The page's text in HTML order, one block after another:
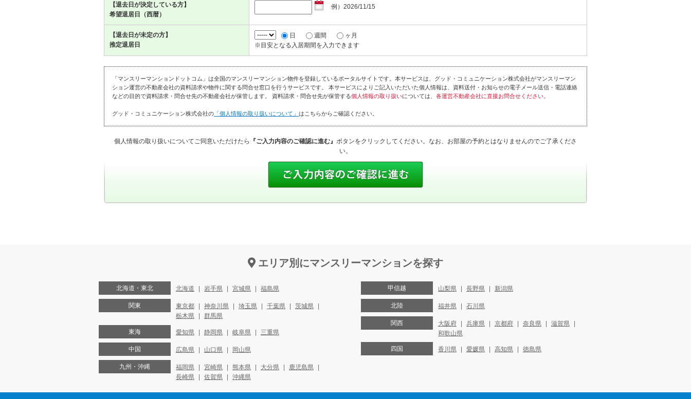
【退去日が決定している方】
希望退居日（西暦）
例）2026/11/15
【退去日が未定の方】
推定退居日
日 週間
ヶ月
※目安となる入居期間を入力できます
「マンスリーマンションドットコム」は全国のマンスリーマンション物件を登録しているポータルサイトです。本サービスは、グッド・コミュニケーション株式会社がマンスリーマン
ション運営の不動産会社の資料請求や物件に関する問合せ窓口を行うサービスです。 本サービスによりご記入いただいた個人情報は、資料送付・お知らせの電子メール送信・電話連絡
などの目的で資料請求・問合せ先の不動産会社が保管します。 資料請求・問合せ先が保管する個人情報の取り扱いについては、 各運営不動産会社に直接お問合せください。
グッド・コミュニケーション株式会社の 「個人情報の取り扱いについて」 はこちらからご確認ください。
個人情報の取り扱いについてご同意いただけたら 『ご入力内容のご確認に進む』 ボタンをクリックしてください。なお、お部屋の予約とはなりませんのでご了承くださ
い。
エリア別にマンスリーマンションを探す
北海道・東北 北海道 岩手県 宮城県 福島県
関東 東京都 神奈川県 埼玉県 千葉県
茨城県
栃木県
群馬県
東海 愛知県 静岡県 岐阜県 三重県
中国 広島県 山口県 岡山県
九州・沖縄 福岡県 宮崎県 熊本県 大分県
鹿児島県
長崎県
佐賀県 沖縄県
甲信越 山梨県 長野県 新潟県
北陸 福井県 石川県
関西 大阪府 兵庫県 京都府 奈良県
滋賀県
和歌山県
四国 香川県 愛媛県 高知県 徳島県